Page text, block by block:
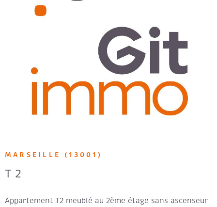
MARSEILLE (13001)
T2
Appartement T2 meublé au 2ème étage sans ascenseur
VOIR LE BIEN